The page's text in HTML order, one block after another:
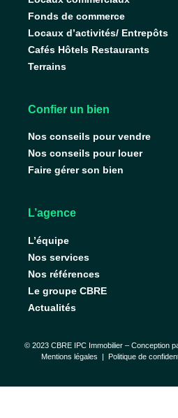
Fonds de commerce
Locaux d’activités/ Entrepôts
Cafés Hôtels Restaurants
Terrains
Confier un bien
Nos conseils pour vendre
Nos conseils pour louer
Faire gérer son bien
L’agence
L’équipe
Nos services
Nos références
Le groupe CBRE
Actualités
© 2023 CBRE IPC Immobilier – Conception
Mentions légales | Politique de